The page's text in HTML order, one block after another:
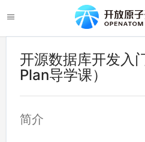
开源数据库开发入
Plan导学课）
简介